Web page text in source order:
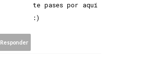
te pases por aquí
:)
Responder